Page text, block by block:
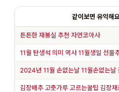
같이보면 유익해
튼튼한 재봉실 추천 자연코아사
11월 탄생석 의미 역사 11월생일 선물
2024년 11월 손없는날 11월손없는날
김장배추 고춧가루 고르는꿀팁 김장